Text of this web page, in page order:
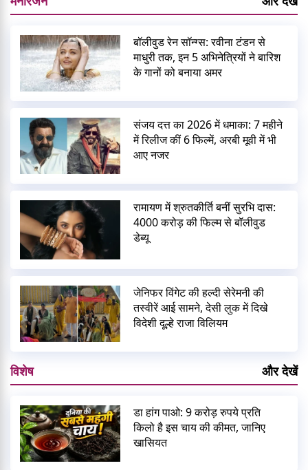
बॉलीवुड रेन सॉन्ग्स: रवीना टंडन से
माधुरी तक, इन 5 अभिनेत्रियों ने बारिश
के गानों को बनाया अमर
संजय दत्त का 2026 में धमाका: 7 महीने
में रिलीज कीं 6 फिल्में, अरबी मूवी में भी
आए नजर
रामायण में श्रुतकीर्ति बनीं सुरभि दास:
4000 करोड़ की फिल्म से बॉलीवुड
डेब्यू
जेनिफर विंगेट की हल्दी सेरेमनी की
तस्वीरें आई सामने, देसी लुक में दिखे
विदेशी दूल्हे राजा विलियम
विशेष और देखें
डा हांग पाओ: 9 करोड़ रुपये प्रति
किलो है इस चाय की कीमत, जानिए
खासियत